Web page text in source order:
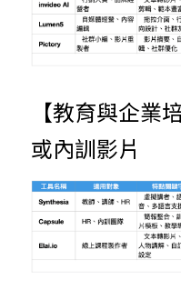
【教育與企業
或內訓影片